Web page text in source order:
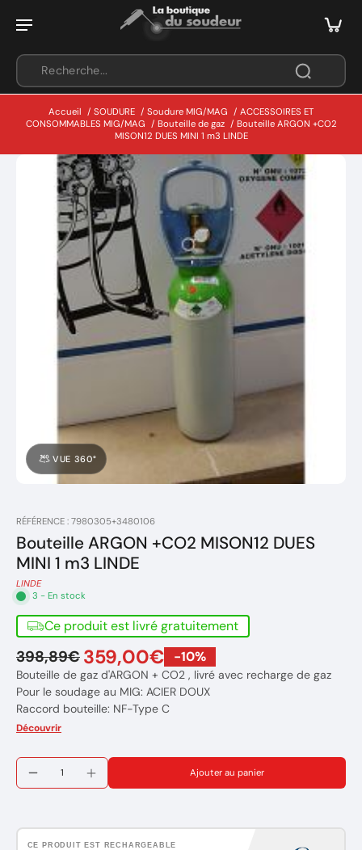
Accueil / SOUDURE / Soudure MIG/MAG / ACCESSOIRES ET
CONSOMMABLES MIG/MAG / Bouteille de gaz / Bouteille ARGON +CO2
MISON12 DUES MINI 1 m3 LINDE
VUE 360°
RÉFÉRENCE : 7980305+3480106
Bouteille ARGON +CO2 MISON12 DUES
MINI 1 m3 LINDE
LINDE
3 - En stock
Ce produit est livré gratuitement
398,89€ 359,00€ -10%
Bouteille de gaz d'ARGON + CO2 , livré avec recharge de gaz
Pour le soudage au MIG: ACIER DOUX
Raccord bouteille: NF-Type C
Marque: LINDE GAZ
Découvrir
Ajouter au panier
CE PRODUIT EST RECHARGEABLE